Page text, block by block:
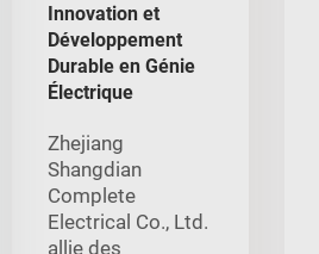
Innovation et
Développement
Durable en Génie
Électrique
Zhejiang
Shangdian
Complete
Electrical Co., Ltd.
allie des